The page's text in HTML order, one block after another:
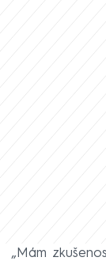
„Mám